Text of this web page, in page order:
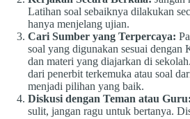
Latihan soal sebaiknya dilakukan
hanya menjelang ujian.
Cari Sumber yang Terpercaya:
soal yang digunakan sesuai dengan
dan materi yang diajarkan di
dari penerbit terkemuka atau soal
menjadi pilihan yang baik.
Diskusi dengan Teman atau Guru:
sulit, jangan ragu untuk bertanya.